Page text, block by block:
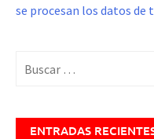
se procesan los datos de
ENTRADAS